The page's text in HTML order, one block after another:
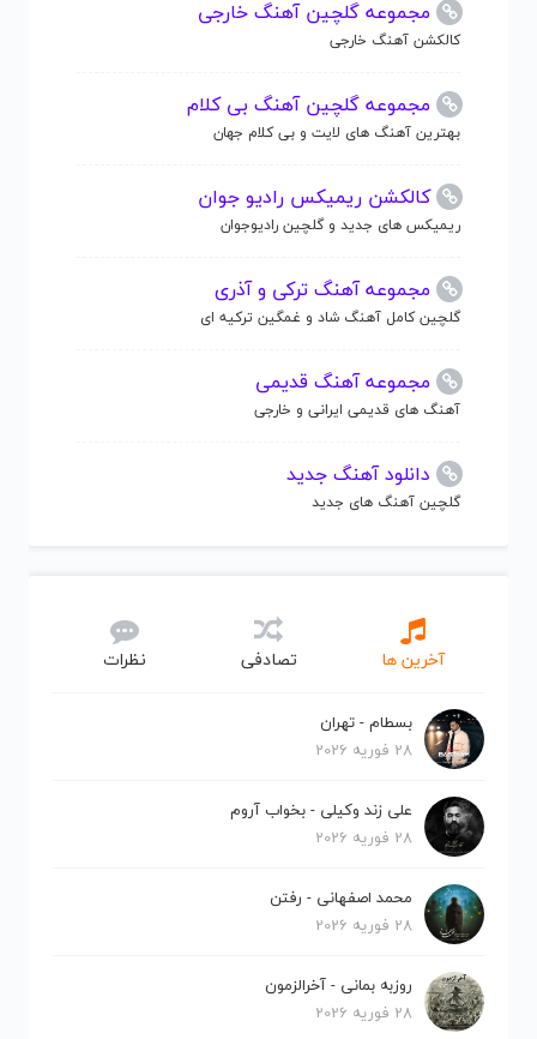
مجموعه گلچین آهنگ خارجی
کالکشن آهنگ خارجی
مجموعه گلچین آهنگ بی کلام
بهترین آهنگ های لایت و بی کلام جهان
کالکشن ریمیکس رادیو جوان
ریمیکس های جدید و گلچین رادیوجوان
مجموعه آهنگ ترکی و آذری
گلچین کامل آهنگ شاد و غمگین ترکیه ای
مجموعه آهنگ قدیمی
آهنگ های قدیمی ایرانی و خارجی
دانلود آهنگ جدید
گلچین آهنگ های جدید
آخرین ها تصادفی نظرات
بسطام - تهران
28 فوریه 2026
علی زند وکیلی - بخواب آروم
28 فوریه 2026
محمد اصفهانی - رفتن
28 فوریه 2026
روزبه بمانی - آخرالزمون
28 فوریه 2026